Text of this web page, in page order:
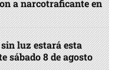
a narcotraficante en
luz estará esta
sábado 8 de agosto